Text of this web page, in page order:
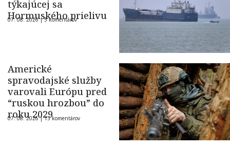
týkajúcej sa
Hormuského prielivu
07. 08. 2026 |5 komentárov
Americké
spravodajské služby
varovali Európu pred
“ruskou hrozbou” do
roku 2029
07. 08. 2026 |13 komentárov